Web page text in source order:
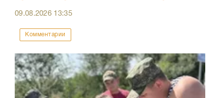
09.08.2026 13:35
Комментарии